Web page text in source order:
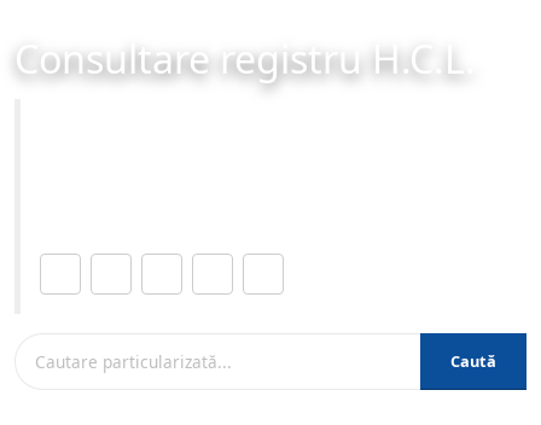
Consultare registru H.C.L.
Caută